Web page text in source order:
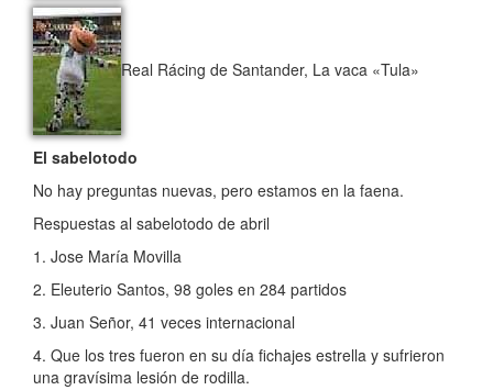
Real Rácing de Santander, La vaca «Tula»
El sabelotodo
No hay preguntas nuevas, pero estamos en la faena.
Respuestas al sabelotodo de abril
1. Jose María Movilla
2. Eleuterio Santos, 98 goles en 284 partidos
3. Juan Señor, 41 veces internacional
4. Que los tres fueron en su día fichajes estrella y sufrieron
una gravísima lesión de rodilla.